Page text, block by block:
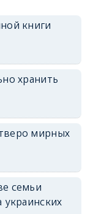
книги
хранить
мирных
семьи
украинских